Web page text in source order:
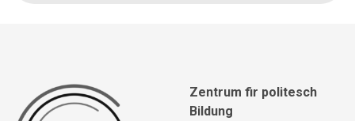
Zentrum fir politesch
Bildung